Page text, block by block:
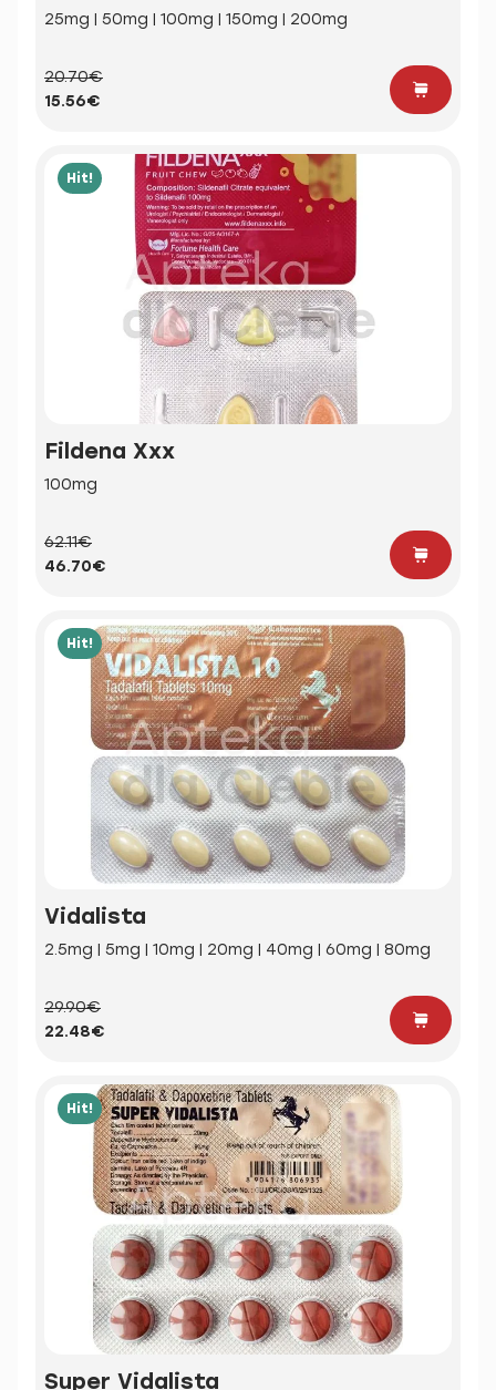
25mg | 50mg | 100mg | 150mg | 200mg
20.70€
15.56€
Hit!
Fildena Xxx
100mg
62.11€
46.70€
Hit!
Vidalista
2.5mg | 5mg | 10mg | 20mg | 40mg | 60mg | 80mg
29.90€
22.48€
Hit!
Super Vidalista